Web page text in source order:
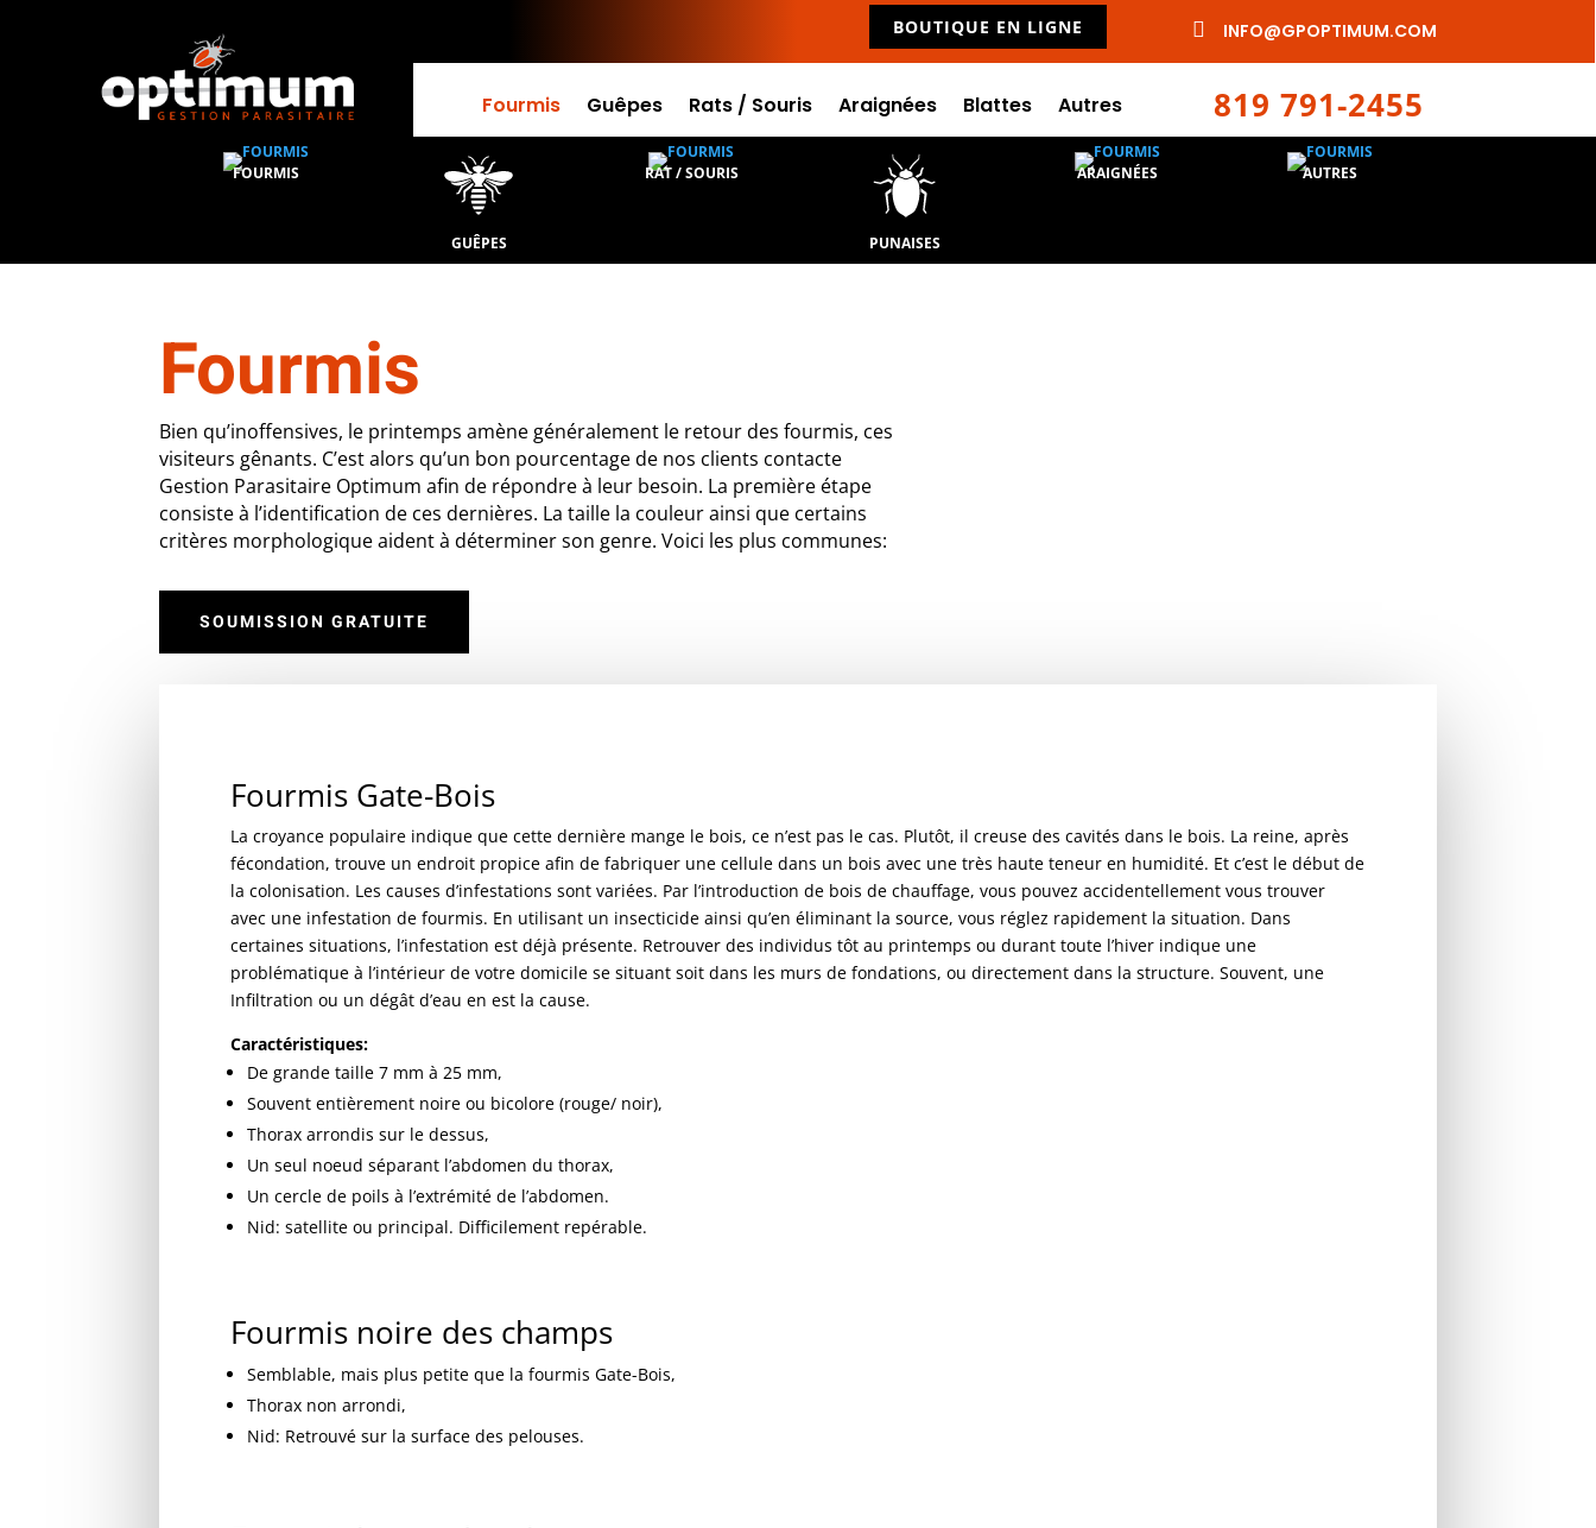
BOUTIQUE EN LIGNE  INFO@GPOPTIMUM.COM
Fourmis Guêpes Rats / Souris Araignées Blattes Autres 819 791-2455
FOURMIS
GUÊPES
RAT / SOURIS
PUNAISES
ARAIGNÉES AUTRES
Fourmis
Bien qu’inoffensives, le printemps amène généralement le retour des fourmis, ces
visiteurs gênants. C’est alors qu’un bon pourcentage de nos clients contacte
Gestion Parasitaire Optimum afin de répondre à leur besoin. La première étape
consiste à l’identification de ces dernières. La taille la couleur ainsi que certains
critères morphologique aident à déterminer son genre. Voici les plus communes:
SOUMISSION GRATUITE
Fourmis Gate-Bois
La croyance populaire indique que cette dernière mange le bois, ce n’est pas le cas. Plutôt, il creuse des cavités dans le bois. La reine, après
fécondation, trouve un endroit propice afin de fabriquer une cellule dans un bois avec une très haute teneur en humidité. Et c’est le début de
la colonisation. Les causes d’infestations sont variées. Par l’introduction de bois de chauffage, vous pouvez accidentellement vous trouver
avec une infestation de fourmis. En utilisant un insecticide ainsi qu’en éliminant la source, vous réglez rapidement la situation. Dans
certaines situations, l’infestation est déjà présente. Retrouver des individus tôt au printemps ou durant toute l’hiver indique une
problématique à l’intérieur de votre domicile se situant soit dans les murs de fondations, ou directement dans la structure. Souvent, une
Infiltration ou un dégât d’eau en est la cause.
Caractéristiques:
De grande taille 7 mm à 25 mm,
Souvent entièrement noire ou bicolore (rouge/ noir),
Thorax arrondis sur le dessus,
Un seul noeud séparant l’abdomen du thorax,
Un cercle de poils à l’extrémité de l’abdomen.
Nid: satellite ou principal. Difficilement repérable.
Fourmis noire des champs
Semblable, mais plus petite que la fourmis Gate-Bois,
Thorax non arrondi,
Nid: Retrouvé sur la surface des pelouses.